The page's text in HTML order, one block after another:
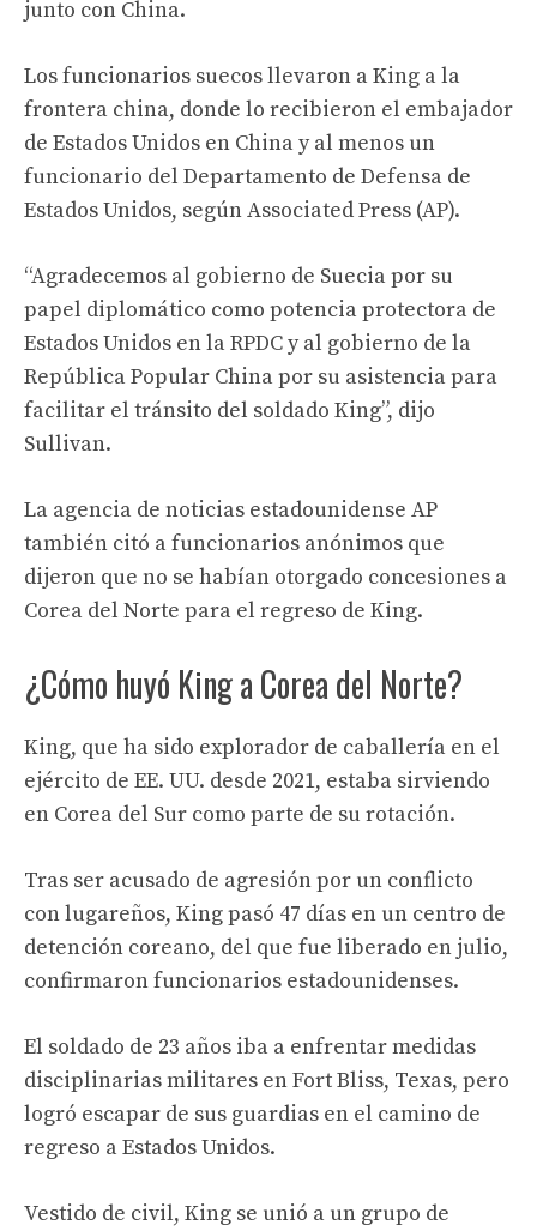
junto con China.
Los funcionarios suecos llevaron a King a la
frontera china, donde lo recibieron el embajador
de Estados Unidos en China y al menos un
funcionario del Departamento de Defensa de
Estados Unidos, según Associated Press (AP).
“Agradecemos al gobierno de Suecia por su
papel diplomático como potencia protectora de
Estados Unidos en la RPDC y al gobierno de la
República Popular China por su asistencia para
facilitar el tránsito del soldado King”, dijo
Sullivan.
La agencia de noticias estadounidense AP
también citó a funcionarios anónimos que
dijeron que no se habían otorgado concesiones a
Corea del Norte para el regreso de King.
¿Cómo huyó King a Corea del Norte?
King, que ha sido explorador de caballería en el
ejército de EE. UU. desde 2021, estaba sirviendo
en Corea del Sur como parte de su rotación.
Tras ser acusado de agresión por un conflicto
con lugareños, King pasó 47 días en un centro de
detención coreano, del que fue liberado en julio,
confirmaron funcionarios estadounidenses.
El soldado de 23 años iba a enfrentar medidas
disciplinarias militares en Fort Bliss, Texas, pero
logró escapar de sus guardias en el camino de
regreso a Estados Unidos.
Vestido de civil, King se unió a un grupo de